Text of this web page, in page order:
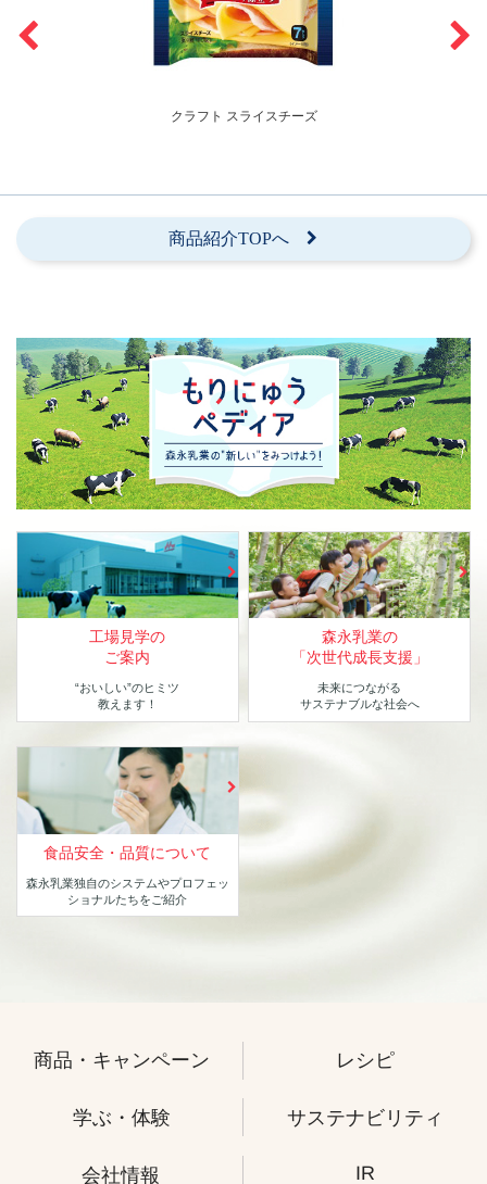
クラフト スライスチーズ
商品紹介TOPへ
工場見学の
ご案内
“おいしい”のヒミツ
教えます！
森永乳業の
「次世代成長支援」
未来につながる
サステナブルな社会へ
食品安全・品質について
森永乳業独自のシステムやプロフェッ
ショナルたちをご紹介
商品・キャンペーン レシピ
学ぶ・体験 サステナビリティ
会社情報 IR